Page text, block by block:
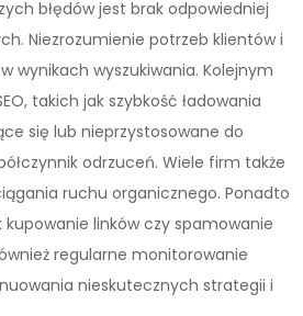
błędów jest brak odpowiedniej
Niezrozumienie potrzeb klientów i
wynikach wyszukiwania. Kolejnym
takich jak szybkość ładowania
się lub nieprzystosowane do
odrzuceń. Wiele firm także
ruchu organicznego. Ponadto
linków czy spamowanie
regularne monitorowanie
nieskutecznych strategii i